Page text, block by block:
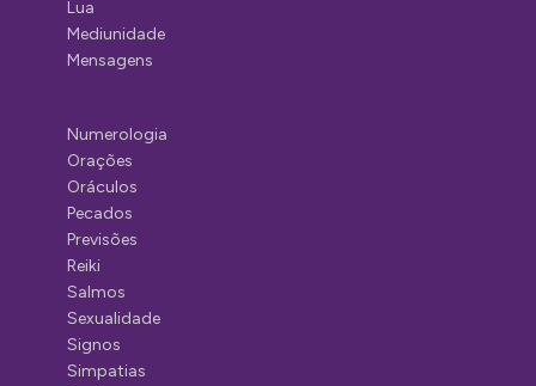
Lua
Mediunidade
Mensagens
Numerologia
Orações
Oráculos
Pecados
Previsões
Reiki
Salmos
Sexualidade
Signos
Simpatias